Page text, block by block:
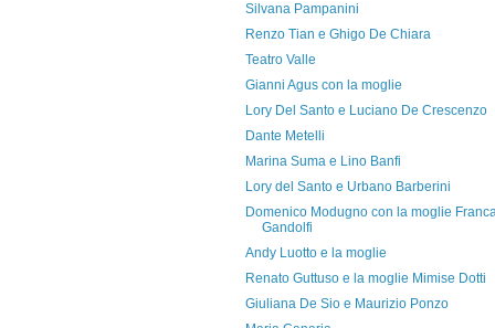
Silvana Pampanini
Renzo Tian e Ghigo De Chiara
Teatro Valle
Gianni Agus con la moglie
Lory Del Santo e Luciano De Crescenzo
Dante Metelli
Marina Suma e Lino Banfi
Lory del Santo e Urbano Barberini
Domenico Modugno con la moglie
Gandolfi
Andy Luotto e la moglie
Renato Guttuso e la moglie Mimise Dotti
Giuliana De Sio e Maurizio Ponzo